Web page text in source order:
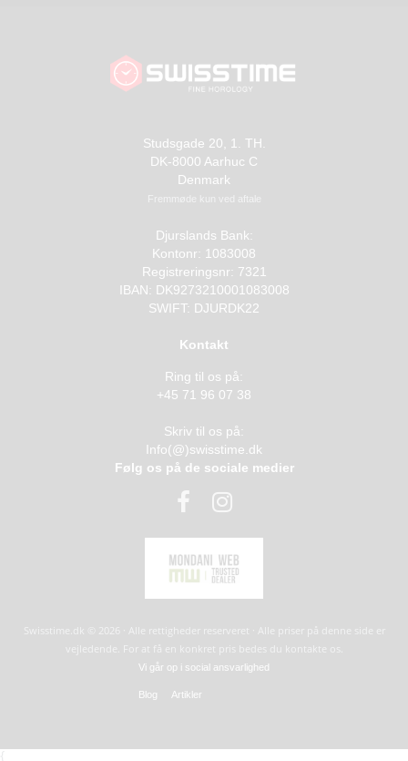
Studsgade 20, 1. TH.
DK-8000 Aarhuc C
Denmark
Fremmøde kun ved aftale
Djurslands Bank:
Kontonr: 1083008
Registreringsnr: 7321
IBAN: DK9273210001083008
SWIFT: DJURDK22
Kontakt
Ring til os på:
+45 71 96 07 38
Skriv til os på:
Info(@)swisstime.dk
Følg os på de sociale medier
Swisstime.dk © 2026 · Alle rettigheder reserveret · Alle priser på denne side er
vejledende. For at få en konkret pris bedes du kontakte os.
Vi går op i social ansvarlighed
Blog Artikler
{